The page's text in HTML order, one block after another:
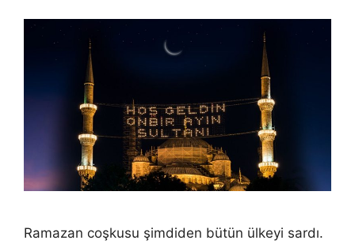
Ramazan coşkusu şimdiden bütün ülkeyi sardı.